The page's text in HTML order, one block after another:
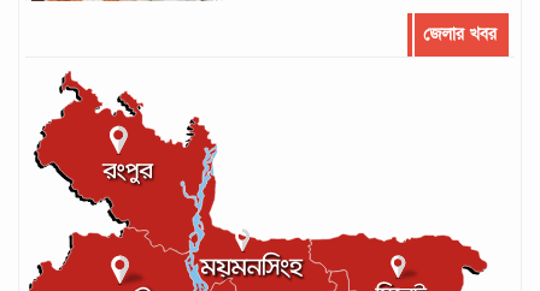
লঙ্কান কোচকে ২০ বছরের জন্য নিষিদ্ধ ঘোষণা
সেপ্টেম্বর ২০, ২০২৪
জেলার খবর